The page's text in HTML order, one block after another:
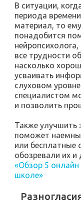
В ситуации,
периода
материал, то
понадобится
все трудности
насколько
усваивать
слуховом
специалистом
и позволить
Также улучшить
поможет
или бесплатные
обозревали их и
«Обзор 5 онлайн
школе»